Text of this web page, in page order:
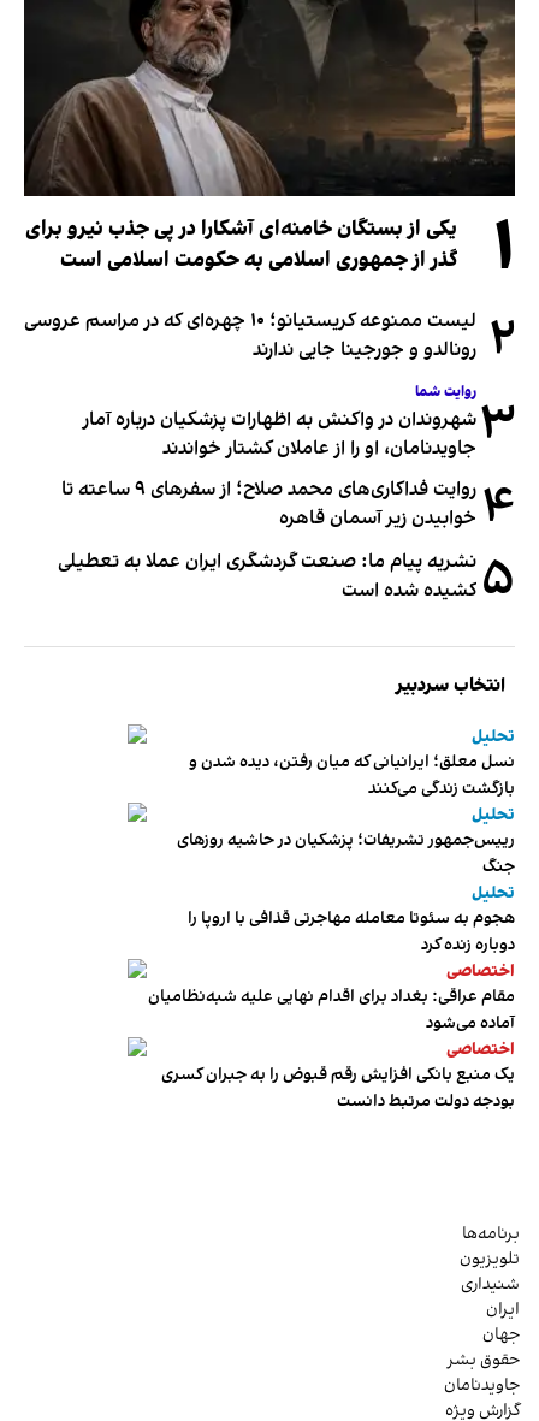
۱
یکی از بستگان خامنه‌ای آشکارا در پی جذب نیرو برای
گذر از جمهوری اسلامی به حکومت اسلامی است
۲
لیست ممنوعه کریستیانو؛ ۱۰ چهره‌ای که در مراسم عروسی
رونالدو و جورجینا جایی ندارند
۳ روایت شما
شهروندان در واکنش به اظهارات پزشکیان درباره آمار
جاویدنامان، او را از عاملان کشتار خواندند
۴
روایت فداکاری‌های محمد صلاح؛ از سفرهای ۹ ساعته تا
خوابیدن زیر آسمان قاهره
۵ نشریه پیام ما: صنعت گردشگری ایران عملا به تعطیلی
کشیده شده است
انتخاب سردبیر
تحلیل
نسل معلق؛ ایرانیانی که میان رفتن، دیده شدن و
بازگشت زندگی می‌کنند
تحلیل
رییس‌جمهور تشریفات؛ پزشکیان در حاشیه روزهای
جنگ
تحلیل
هجوم به سئوتا معامله مهاجرتی قذافی با اروپا را
دوباره زنده کرد
اختصاصی
مقام عراقی: بغداد برای اقدام نهایی علیه شبه‌نظامیان
آماده می‌شود
اختصاصی
یک منبع بانکی افزایش رقم قبوض را به جبران کسری
بودجه دولت مرتبط دانست
برنامه‌ها
تلویزیون
شنیداری
ایران
جهان
حقوق بشر
جاویدنامان
گزارش ویژه